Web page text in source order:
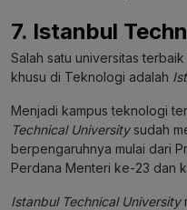
7. Istanbul
Salah satu universitas
khusu di Teknologi adalah
Menjadi kampus teknologi
Technical University sudah
berpengaruhnya mulai dari
Perdana Menteri ke-23 dan
Istanbul Technical University